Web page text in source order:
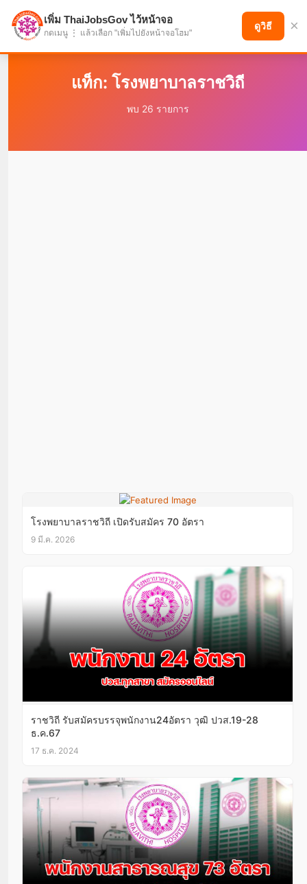
แบ่งปันโอกาส เพื่ออนาคตที่ก้าวหน้า
แท็ก: โรงพยาบาลราชวิถี
พบ 26 รายการ
โรงพยาบาลราชวิถี เปิดรับสมัคร 70 อัตรา
9 มี.ค. 2026
ราชวิถี รับสมัครบรรจุพนักงาน24อัตรา วุฒิ ปวส.19-28
ธ.ค.67
17 ธ.ค. 2024
เพิ่ม ThaiJobsGov ไว้หน้าจอ
กดเมนู ⋮ แล้วเลือก "เพิ่มไปยังหน้าจอโฮม"
ดูวิธี ×